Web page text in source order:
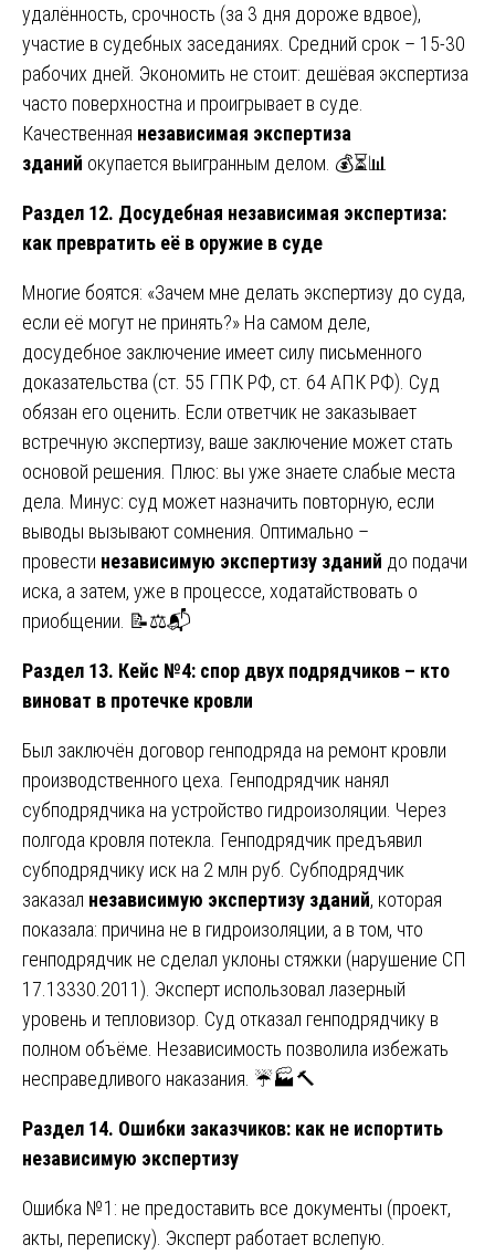
удалённость, срочность (за 3 дня дороже вдвое),
участие в судебных заседаниях. Средний срок – 15-30
рабочих дней. Экономить не стоит: дешёвая экспертиза
часто поверхностна и проигрывает в суде.
Качественная независимая экспертиза
зданий окупается выигранным делом. 💰⏳📊
Раздел 12. Досудебная независимая экспертиза:
как превратить её в оружие в суде
Многие боятся: «Зачем мне делать экспертизу до суда,
если её могут не принять?» На самом деле,
досудебное заключение имеет силу письменного
доказательства (ст. 55 ГПК РФ, ст. 64 АПК РФ). Суд
обязан его оценить. Если ответчик не заказывает
встречную экспертизу, ваше заключение может стать
основой решения. Плюс: вы уже знаете слабые места
дела. Минус: суд может назначить повторную, если
выводы вызывают сомнения. Оптимально –
провести независимую экспертизу зданий до подачи
иска, а затем, уже в процессе, ходатайствовать о
приобщении. 📝⚖️📬
Раздел 13. Кейс №4: спор двух подрядчиков – кто
виноват в протечке кровли
Был заключён договор генподряда на ремонт кровли
производственного цеха. Генподрядчик нанял
субподрядчика на устройство гидроизоляции. Через
полгода кровля потекла. Генподрядчик предъявил
субподрядчику иск на 2 млн руб. Субподрядчик
заказал независимую экспертизу зданий, которая
показала: причина не в гидроизоляции, а в том, что
генподрядчик не сделал уклоны стяжки (нарушение СП
17.13330.2011). Эксперт использовал лазерный
уровень и тепловизор. Суд отказал генподрядчику в
полном объёме. Независимость позволила избежать
несправедливого наказания. ☔🏭🔨
Раздел 14. Ошибки заказчиков: как не испортить
независимую экспертизу
Ошибка №1: не предоставить все документы (проект,
акты, переписку). Эксперт работает вслепую.